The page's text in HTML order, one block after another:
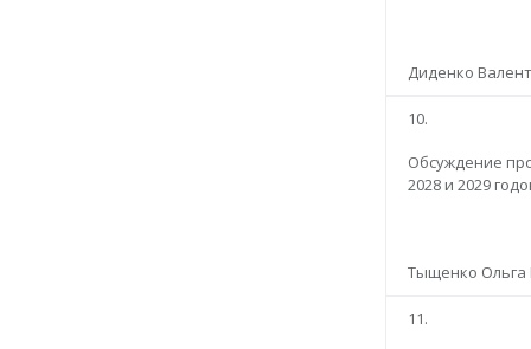
Диденко
10.
Обсуждение
2028 и 2029
Тыщенко Ольга
11.